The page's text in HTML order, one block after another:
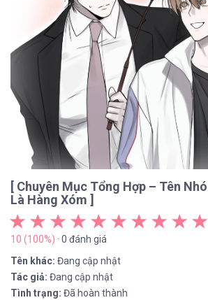
[ Chuyên Mục Tổng Hợp – Tên
Là Hàng Xóm ]
10 (100%) · 0 đánh giá
Tên khác: Đang cập nhật
Tác giả: Đang cập nhật
Tình trạng: Đã hoàn thành